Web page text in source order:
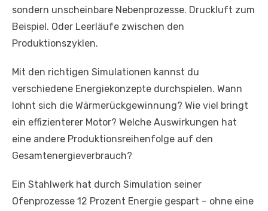
sondern unscheinbare Nebenprozesse. Druckluft zum
Beispiel. Oder Leerläufe zwischen den
Produktionszyklen.
Mit den richtigen Simulationen kannst du
verschiedene Energiekonzepte durchspielen. Wann
lohnt sich die Wärmerückgewinnung? Wie viel bringt
ein effizienterer Motor? Welche Auswirkungen hat
eine andere Produktionsreihenfolge auf den
Gesamtenergieverbrauch?
Ein Stahlwerk hat durch Simulation seiner
Ofenprozesse 12 Prozent Energie gespart – ohne eine